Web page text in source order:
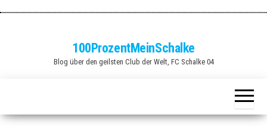
100ProzentMeinSchalke
Blog über den geilsten Club der Welt, FC Schalke 04